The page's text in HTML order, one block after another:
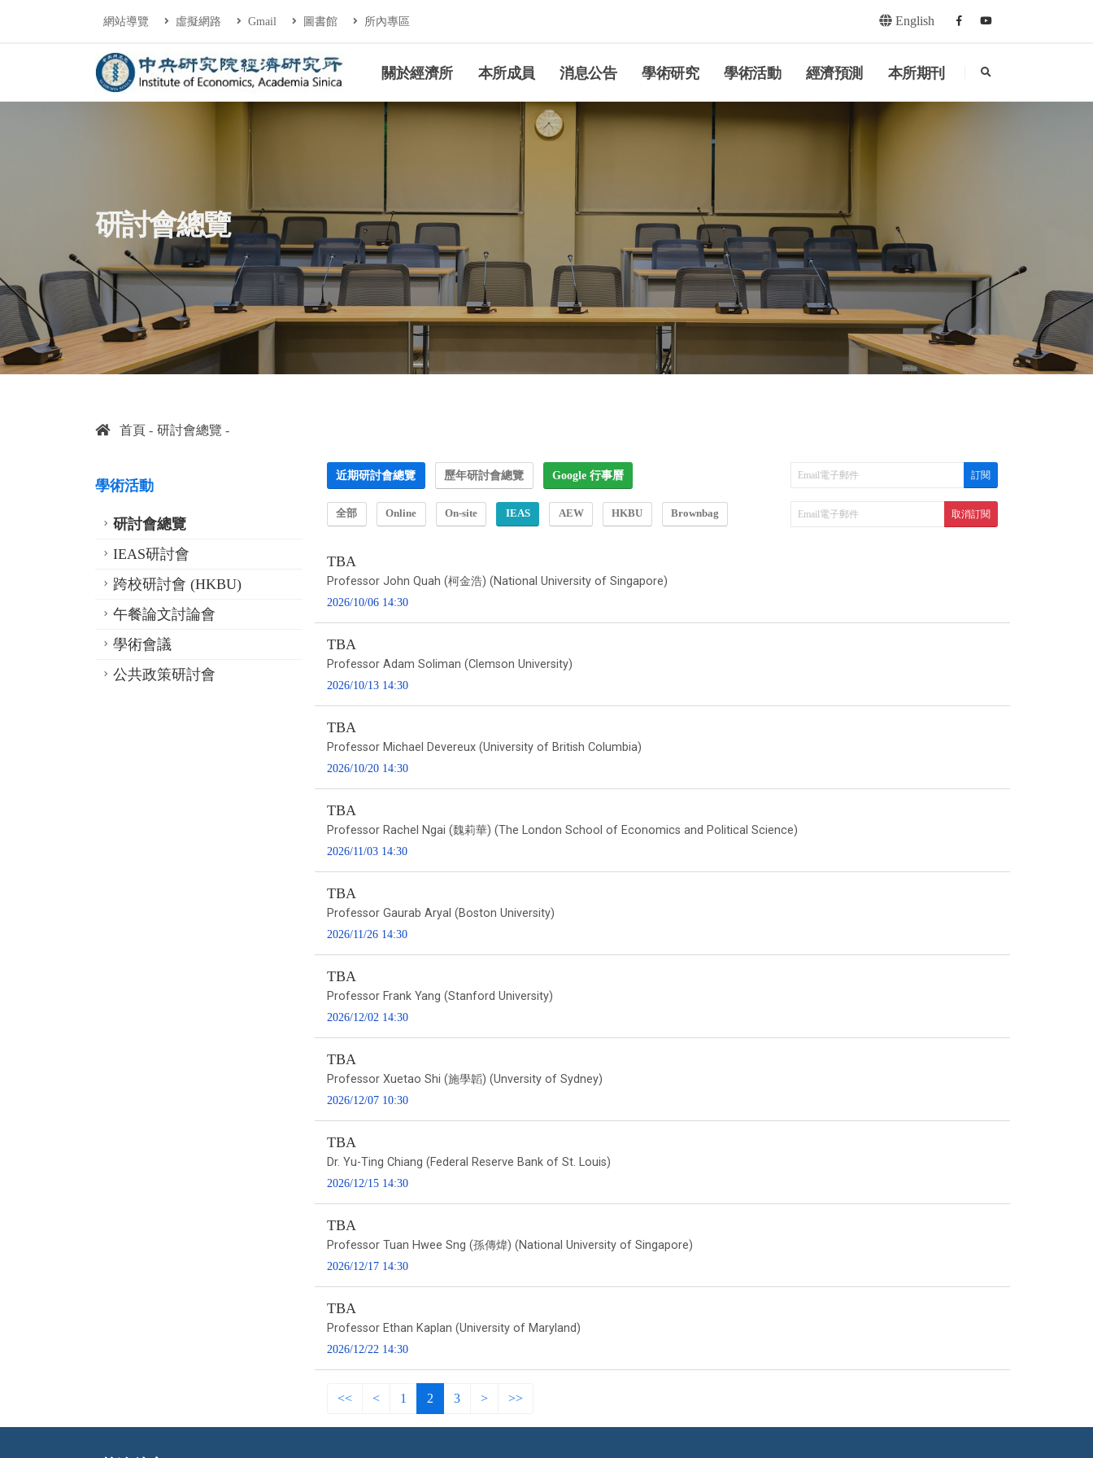
連往主要內容區塊
網站導覽 虛擬網路 Gmail 圖書館 所內專區 English Facebookyoutube
中央研究院經濟研究所關於經濟所 本所成員 消息公告 學術研究 學術活動 經濟預測 本所期刊 search
研討會總覽
首頁 研討會總覽
學術活動
研討會總覽
IEAS研討會
跨校研討會 (HKBU)
午餐論文討論會
學術會議
公共政策研討會
近期研討會總覽 歷年研討會總覽 Google 行事曆
全部 Online On-site IEAS AEW HKBU Brownbag
TBA
Professor John Quah (柯金浩) (National University of Singapore)
2026/10/06 14:30
TBA
Professor Adam Soliman (Clemson University)
2026/10/13 14:30
TBA
Professor Michael Devereux (University of British Columbia)
2026/10/20 14:30
TBA
Professor Rachel Ngai (魏莉華) (The London School of Economics and Political Science)
2026/11/03 14:30
TBA
Professor Gaurab Aryal (Boston University)
2026/11/26 14:30
TBA
Professor Frank Yang (Stanford University)
2026/12/02 14:30
TBA
Professor Xuetao Shi (施學韜) (Unversity of Sydney)
2026/12/07 10:30
TBA
Dr. Yu-Ting Chiang (Federal Reserve Bank of St. Louis)
2026/12/15 14:30
TBA
Professor Tuan Hwee Sng (孫傳煒) (National University of Singapore)
2026/12/17 14:30
TBA
Professor Ethan Kaplan (University of Maryland)
2026/12/22 14:30
<< < 1 2 3 > >>